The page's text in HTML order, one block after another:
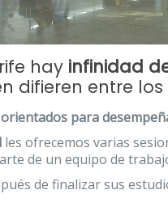
hay infinidad
difieren entre
orientados para
les ofrecemos varias
de un equipo de
de finalizar sus